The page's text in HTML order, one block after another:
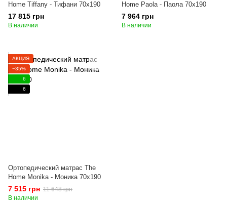
Home Tiffany - Тифани 70x190
17 815 грн
В наличии
Home Paola - Паола 70x190
7 964 грн
В наличии
АКЦИЯ
−35%
6
6
Ортопедический матрас The
Home Monika - Моника 70x190
7 515 грн 11 648 грн
В наличии